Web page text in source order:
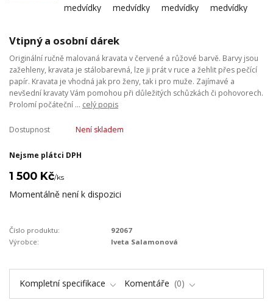
Vtipný a osobní dárek
Originální ručně malovaná kravata v červené a růžové barvě. Barvy jsou
zažehleny, kravata je stálobarevná, lze ji prát v ruce a žehlit přes pečící
papír. Kravata je vhodná jak pro ženy, tak i pro muže. Zajímavé a
nevšední kravaty Vám pomohou při důležitých schůzkách či pohovorech.
Prolomí počáteční ... celý popis
Dostupnost Není skladem
Nejsme plátci DPH
1 500 Kč/ks
Momentálně není k dispozici
Číslo produktu:
92067
Výrobce:
Iveta Salamonová
Kompletní specifikace Komentáře 0